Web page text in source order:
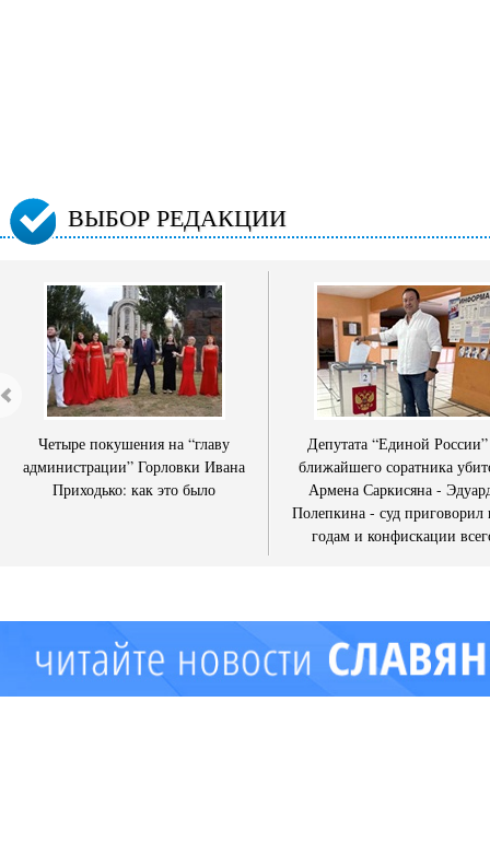
ВЫБОР РЕДАКЦИИ
Четыре покушения на “главу
администрации” Горловки Ивана
Приходько: как это было
Депутата “Единой
ближайшего соратника
Армена Саркисяна -
Полепкина - суд приговорил
годам и конфискации